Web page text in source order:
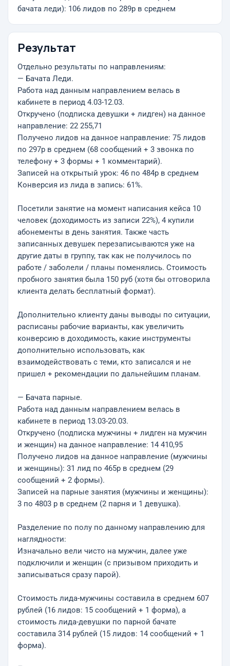
бачата леди): 106 лидов по 289р в среднем
Результат
Отдельно результаты по направлениям:
— Бачата Леди.
Работа над данным направлением велась в
кабинете в период 4.03-12.03.
Откручено (подписка девушки + лидген) на данное
направление: 22 255,71
Получено лидов на данное направление: 75 лидов
по 297р в среднем (68 сообщений + 3 звонка по
телефону + 3 формы + 1 комментарий).
Записей на открытый урок: 46 по 484р в среднем
Конверсия из лида в запись: 61%.
Посетили занятие на момент написания кейса 10
человек (доходимость из записи 22%), 4 купили
абонементы в день занятия. Также часть
записанных девушек перезаписываются уже на
другие даты в группу, так как не получилось по
работе / заболели / планы поменялись. Стоимость
пробного занятия была 150 руб (хотя бы отговорила
клиента делать бесплатный формат).
Дополнительно клиенту даны выводы по ситуации,
расписаны рабочие варианты, как увеличить
конверсию в доходимость, какие инструменты
дополнительно использовать, как
взаимодействовать с теми, кто записался и не
пришел + рекомендации по дальнейшим планам.
— Бачата парные.
Работа над данным направлением велась в
кабинете в период 13.03-20.03.
Откручено (подписка мужчины + лидген на мужчин
и женщин) на данное направление: 14 410,95
Получено лидов на данное направление (мужчины
и женщины): 31 лид по 465р в среднем (29
сообщений + 2 формы).
Записей на парные занятия (мужчины и женщины):
3 по 4803 р в среднем (2 парня и 1 девушка).
Разделение по полу по данному направлению для
наглядности:
Изначально вели чисто на мужчин, далее уже
подключили и женщин (с призывом приходить и
записываться сразу парой).
Стоимость лида-мужчины составила в среднем 607
рублей (16 лидов: 15 сообщений + 1 форма), а
стоимость лида-девушки по парной бачате
составила 314 рублей (15 лидов: 14 сообщений + 1
форма).